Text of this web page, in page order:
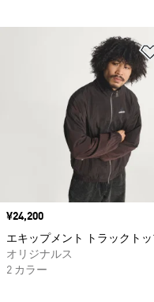
価格
¥24,200
エキップメント トラックトッ
オリジナルス
2 カラー